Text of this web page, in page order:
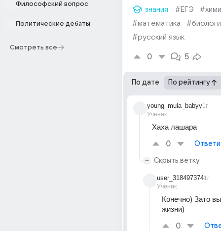
Философский вопрос
Политические дебаты
Смотреть все
знания #ЕГЭ
#математика
#русский язык
0 5
По дате По рейтингу
young_mula_babyy
Ученик
1г
Хаха лашара
0
Скрыть ветку
user_318497374
Ученик
1г
Конечно) Зато
жизни)
0